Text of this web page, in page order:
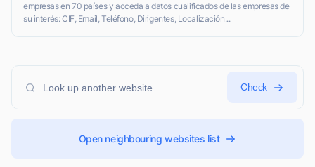
empresas en 70 países y acceda a datos cualificados de las empresas de
su interés: CIF, Email, Teléfono, Dirigentes, Localización...
Check
Open neighbouring websites list